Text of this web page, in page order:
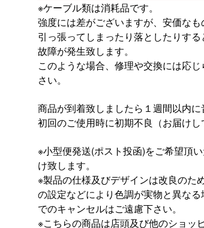
※ケーブル類は消耗品です。
強度には差がございますが、安価な
引っ張ってしまったり落としたりす
故障が発生致します。
このような場合、修理や交換には応
さい。
商品が到着致しましたら１週間以内に
初回のご使用時に初期不良（お届け
※小型便発送(ポスト投函)をご希望頂
け致します。
※製品の仕様及びデザインは改良のた
の設定などにより色調が実物と異な
でのキャンセルはご遠慮下さい。
※こちらの商品は店頭及び他のショッ